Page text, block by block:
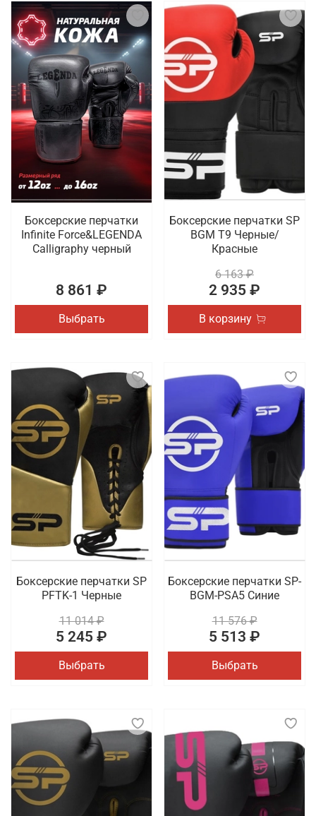
Боксерские перчатки
Infinite Force&LEGENDA
Calligraphy черный
8 861 ₽
Выбрать
Боксерские перчатки SP
BGM T9 Черные/
Красные
6 163 ₽
2 935 ₽
В корзину
Боксерские перчатки SP
PFTK-1 Черные
11 014 ₽
5 245 ₽
Выбрать
Боксерские перчатки SP-
BGM-PSA5 Синие
11 576 ₽
5 513 ₽
Выбрать